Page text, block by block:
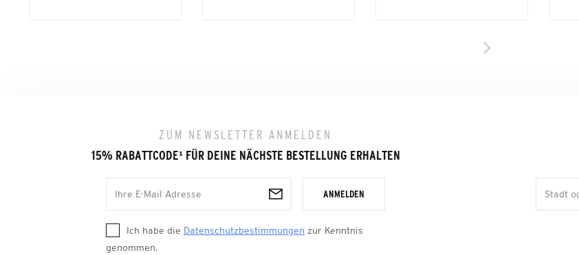
ZUM NEWSLETTER ANMELDEN
15% RABATTCODE¹FÜR DEINE NÄCHSTE BESTELLUNG ERHALTEN
ANMELDEN
Ich habe die Datenschutzbestimmungen zur Kenntnis
genommen.